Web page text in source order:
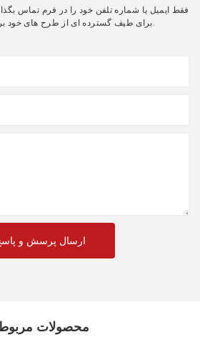
فقط ایمیل یا شماره تلفن خود را در فرم تماس
ارسال پرسش و
محصولات